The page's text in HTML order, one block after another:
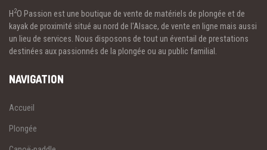
H 2O Passion est une boutique de vente de matériels de plongée et de
kayak de proximité situé au nord de l'Alsace, de vente en ligne mais aussi
un lieu de services. Nous disposons de tout un éventail de prestations
destinées aux passionnés de la plongée ou au public familial.
NAVIGATION
Accueil
Plongée